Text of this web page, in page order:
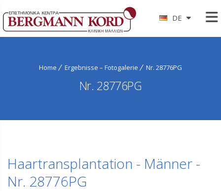
DE
Home Ergebnisse – Fotogalerie Nr. 28776PG
Nr. 28776PG
Haartransplantation - Männer -
Nr. 28776PG